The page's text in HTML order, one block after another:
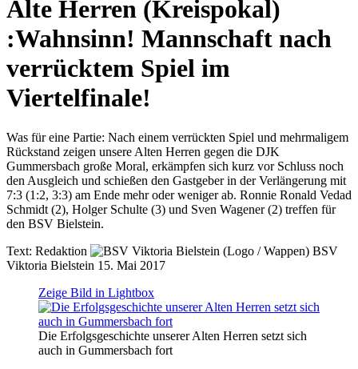
Alte Herren (Kreispokal)
:Wahnsinn! Mannschaft nach
verrücktem Spiel im
Viertelfinale!
Was für eine Partie: Nach einem verrückten Spiel und mehrmaligem
Rückstand zeigen unsere Alten Herren gegen die DJK
Gummersbach große Moral, erkämpfen sich kurz vor Schluss noch
den Ausgleich und schießen den Gastgeber in der Verlängerung mit
7:3 (1:2, 3:3) am Ende mehr oder weniger ab. Ronnie Ronald Vedad
Schmidt (2), Holger Schulte (3) und Sven Wagener (2) treffen für
den BSV Bielstein.
Text: Redaktion
BSV
Viktoria Bielstein 15. Mai 2017
Zeige Bild in Lightbox
Die Erfolgsgeschichte unserer Alten Herren setzt sich
auch in Gummersbach fort